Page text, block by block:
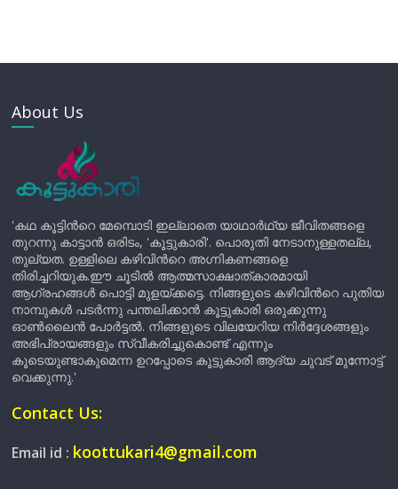
About Us
'കഥ കൂട്ടിന്‍റെ മേമ്പൊടി ഇല്ലാതെ യാഥാർഥ്യ ജീവിതങ്ങളെ
തുറന്നു കാട്ടാൻ ഒരിടം, 'കൂട്ടുകാരി'. പൊരുതി നേടാനുള്ളതല്ല,
തുല്യത. ഉള്ളിലെ കഴിവിന്‍റെ അഗ്നികണങ്ങളെ
തിരിച്ചറിയുക.ഈ ചൂടിൽ ആത്മസാക്ഷാത്കാരമായി
ആഗ്രഹങ്ങൾ പൊട്ടി മുളയ്ക്കട്ടെ. നിങ്ങളുടെ കഴിവിന്‍റെ പുതിയ
നാമ്പുകൾ പടർന്നു പന്തലിക്കാൻ കൂട്ടുകാരി ഒരുക്കുന്നു
ഓൺലൈൻ പോർട്ടൽ. നിങ്ങളുടെ വിലയേറിയ നിർദ്ദേശങ്ങളും
അഭിപ്രായങ്ങളും സ്വീകരിച്ചുകൊണ്ട് എന്നും
കൂടെയുണ്ടാകുമെന്ന ഉറപ്പോടെ കൂട്ടുകാരി ആദ്യ ചുവട് മുന്നോട്ട്
വെക്കുന്നു.'
Contact Us:
Email id : koottukari4@gmail.com